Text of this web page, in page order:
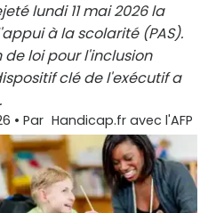
lundi 11 mai 2026 la
à la scolarité (PAS).
de loi pour l'inclusion
clé de l'exécutif a
• Par Handicap.fr avec l'AFP